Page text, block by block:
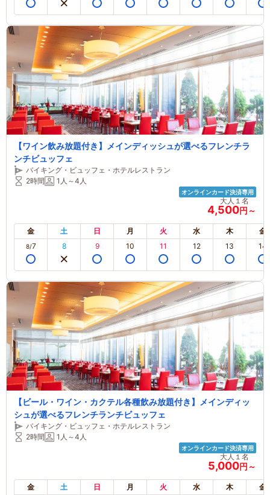
【ワイン飲み放題付き】メインディッシュが選べるフレンチラ
ンチビュッフェ
バイキング・ビュッフェ・ホテルレストラン
2時間
1人～4人
オンラインカード決済専用
大人１名
4,500円～
金 土 日 月 火 水 木 金
8/7 8 9 10 11 12 13 14
【ビール・ワイン・カクテル各種飲み放題付き】メインディッ
シュが選べるフレンチランチビュッフェ
バイキング・ビュッフェ・ホテルレストラン
2時間
1人～4人
オンラインカード決済専用
大人１名
5,000円～
金 土 日 月 火 水 木 金